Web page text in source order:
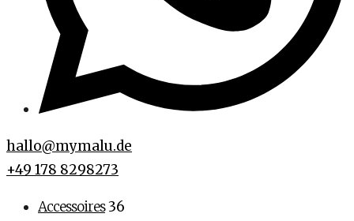
hallo@mymalu.de
+49 178 8298273
Accessoires36